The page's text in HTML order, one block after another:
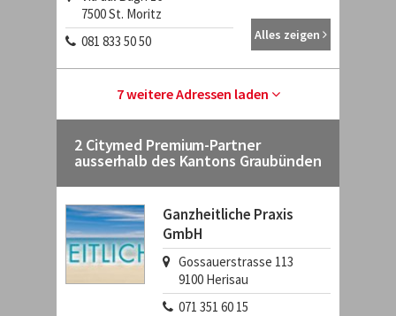
7500St. Moritz
081 833 50 50
Alles zeigen
7 weitere Adressen laden
2 Citymed Premium-Partner
ausserhalb des Kantons Graubünden
Ganzheitliche Praxis
GmbH
Gossauerstrasse 113
9100 Herisau
071 351 60 15